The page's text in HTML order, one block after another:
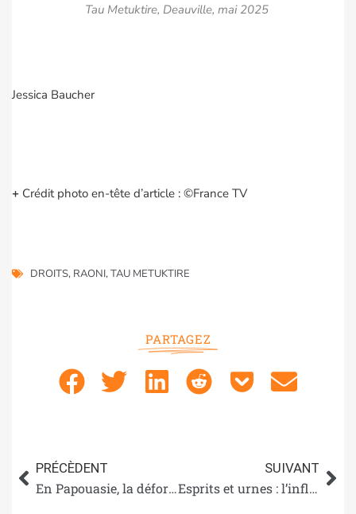
Tau Metuktire, Deauville, mai 2025
Jessica Baucher
+ Crédit photo en-tête d’article : ©France TV
DROITS, RAONI,TAU METUKTIRE
PARTAGEZ
PRÉCÈDENT
En Papouasie, la déforestation menace les terres des tribus papoues
SUIVANT
Esprits et urnes : l’influence persistante des chamanes dans la politique sud-coréenne